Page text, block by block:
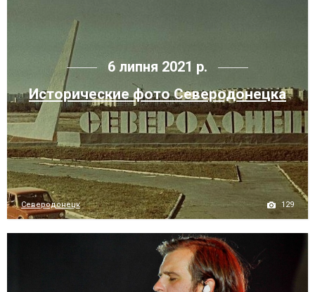
6 липня 2021 р.
Исторические фото Северодонецка
Северодонецк 129